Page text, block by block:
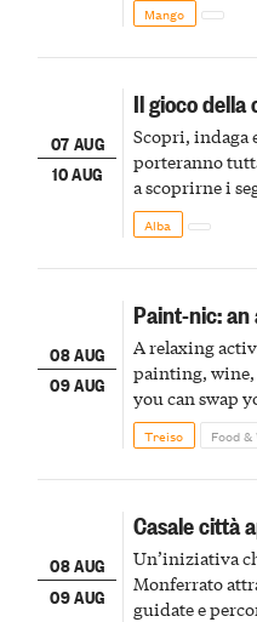
Mango
07 AUG
10 AUG
Il gioco della
Scopri, indaga
porteranno
a scoprirne i
Alba
08 AUG
09 AUG
Paint-nic:
A relaxing
painting, wine,
you can swap
Treiso Food &
08 AUG
09 AUG
Casale città
Un’iniziativa
Monferrato
guidate e